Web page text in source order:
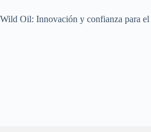
Wild Oil: Innovación y confianza para